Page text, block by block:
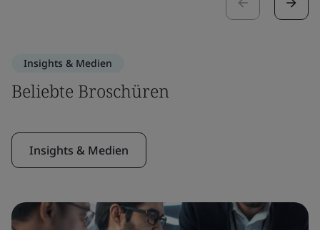
Insights & Medien
Beliebte Broschüren
Insights & Medien